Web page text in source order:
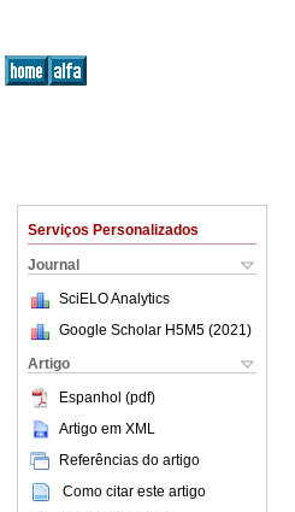
Serviços Personalizados
Journal
SciELO Analytics
Google Scholar H5M5 (2021 )
Artigo
Espanhol (pdf)
Artigo em XML
Referências do artigo
Como citar este artigo